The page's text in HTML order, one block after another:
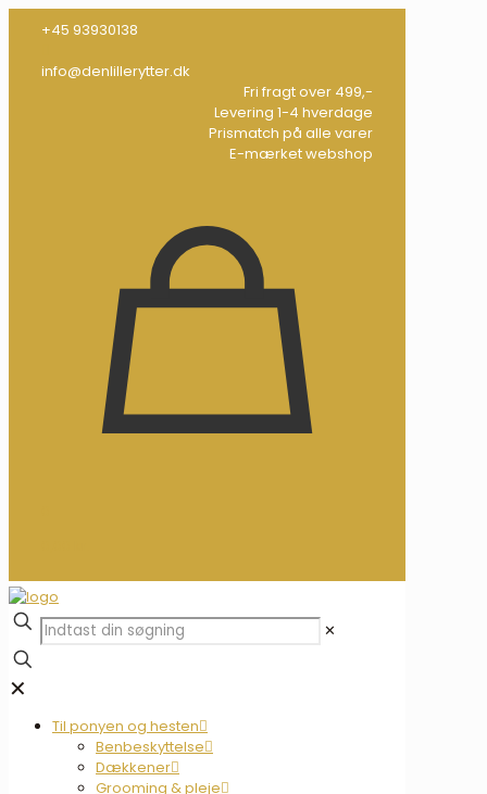
+45 93930138
info@denlillerytter.dk
Fri fragt over 499,-
Levering 1-4 hverdage
Prismatch på alle varer
E-mærket webshop
✕
✕
Til ponyen og hesten
Benbeskyttelse
Dækkener
Grooming & pleje